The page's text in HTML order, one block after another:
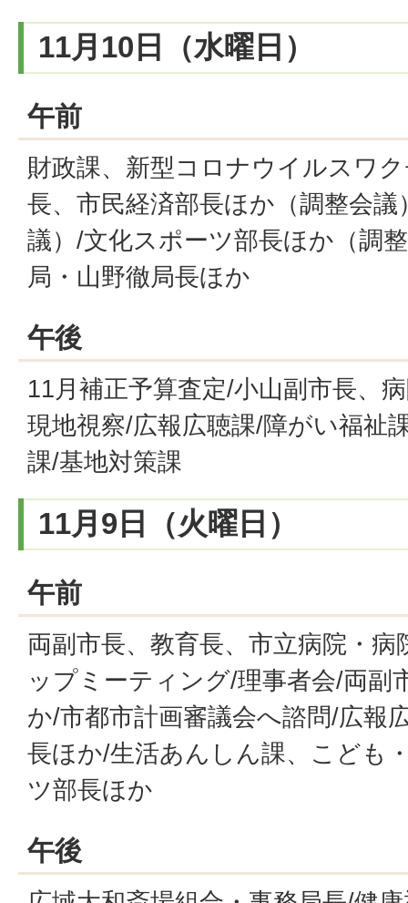
11月10日（水曜日）
午前
財政課、新型コロナウイルスワ
長、市民経済部長ほか（調整会
議）/文化スポーツ部長ほか（調
局・山野徹局長ほか
午後
11月補正予算査定/小山副市長、
現地視察/広報広聴課/障がい福祉
課/基地対策課
11月9日（火曜日）
午前
両副市長、教育長、市立病院・
ップミーティング/理事者会/両副
か/市都市計画審議会へ諮問/広報
長ほか/生活あんしん課、こども
ツ部長ほか
午後